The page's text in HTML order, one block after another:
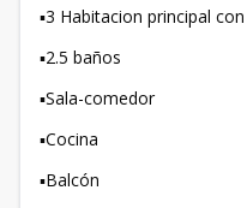
▪️3 Habitacion principal
▪️2.5 baños
▪️Sala-comedor
▪️Cocina
▪️Balcón